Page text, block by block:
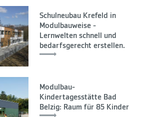
Schulneubau Krefeld in
Modulbauweise -
Lernwelten schnell und
bedarfsgerecht erstellen.
Modulbau-
Kindertagesstätte Bad
Belzig: Raum für 85 Kinder